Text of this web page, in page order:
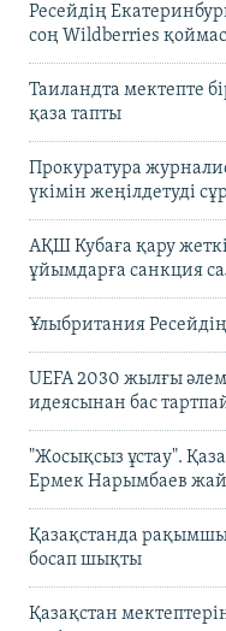
Ресейдің
соң Wildberries
Таиландта мектепте
қаза тапты
Прокуратура
үкімін жеңілдетуді
АҚШ Кубаға қару
ұйымдарға санкция
Ұлыбритания
UEFA 2030 жылғы
идеясынан бас
"Жосықсыз ұстау".
Ермек Нарымбаев
Қазақстанда
босап шықты
Қазақстан